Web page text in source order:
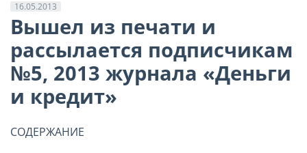
16.05.2013
Вышел из печати и
рассылается подписчикам
№5, 2013 журнала «Деньги
и кредит»
СОДЕРЖАНИЕ